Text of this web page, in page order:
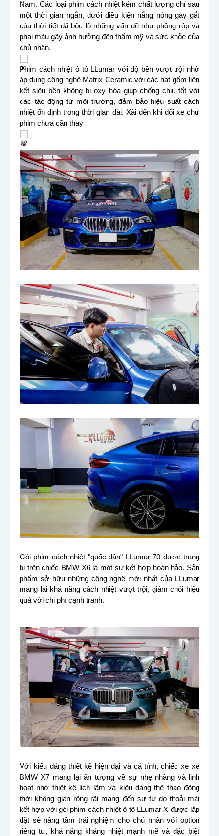
Nam. Các loại phim cách nhiệt kém chất lượng chỉ sau
một thời gian ngắn, dưới điều kiện nắng nóng gay gắt
của thời tiết đã bộc lộ những vấn đề như phồng rộp và
phai màu gây ảnh hưởng đến thẩm mỹ và sức khỏe của
chủ nhân.
Phim cách nhiệt ô tô LLumar với độ bền vượt trội nhờ
áp dụng công nghệ Matrix Ceramic với các hạt gốm liên
kết siêu bền không bị oxy hóa giúp chống chịu tốt với
các tác động từ môi trường, đảm bảo hiệu suất cách
nhiệt ổn định trong thời gian dài. Xài đến khi đổi xe chứ
phim chưa cần thay
Gói phim cách nhiệt "quốc dân" LLumar 70 được trang
bị trên chiếc BMW X6 là một sự kết hợp hoàn hảo. Sản
phẩm sở hữu những công nghệ mới nhất của LLumar
mang lại khả năng cách nhiệt vượt trội, giảm chói hiệu
quả với chi phí cạnh tranh.
Với kiểu dáng thiết kế hiện đại và cá tính, chiếc xe xe
BMW X7 mang lại ấn tượng về sự nhẹ nhàng và linh
hoạt nhờ thiết kế lịch lãm và kiểu dáng thể thao đồng
thời không giạn rộng rãi mang đến sự tự do thoải mái
kết hợp với gói phim cách nhiệt ô tô LLumar X được lắp
đặt sẽ nâng tầm trải nghiệm cho chủ nhân với option
riêng tư, khả năng kháng nhiệt mạnh mẽ và đặc biệt